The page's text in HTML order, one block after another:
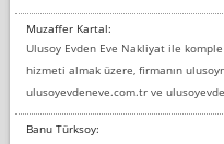
Muzaffer Kartal:
Ulusoy Evden Eve Nakliyat ile
hizmeti almak üzere, firmanın
ulusoyevdeneve.com.tr ve
Banu Türksoy: